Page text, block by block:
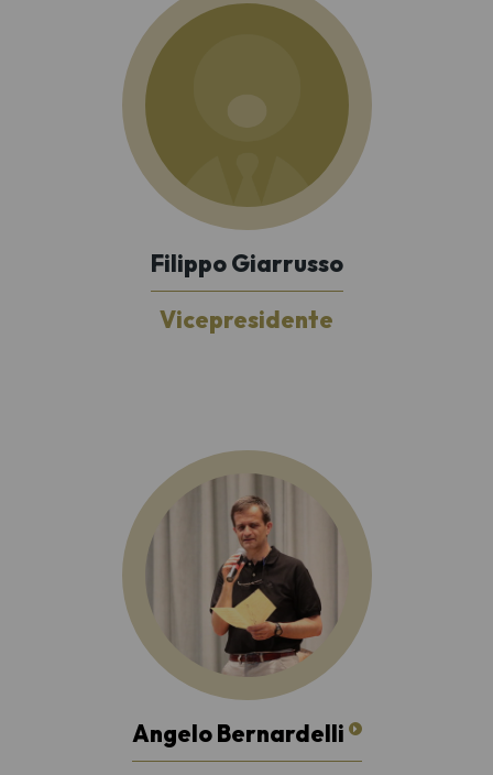
Filippo Giarrusso
Vicepresidente
Angelo Bernardelli